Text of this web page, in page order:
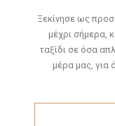
Ξεκίνησε ως
μέχρι σήμερα,
ταξίδι σε όσα
μέρα μας, για